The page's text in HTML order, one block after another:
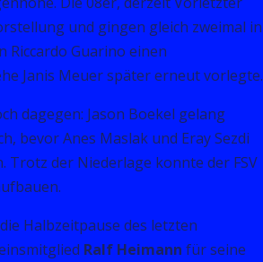
und gingen gleich zweimal in
Riccardo Guarino einen
Janis Meuer später erneut vorlegte.
dagegen: Jason Boekel gelang
bevor Anes Maslak und Eray Sezdi
Trotz der Niederlage konnte der FSV
Halbzeitpause des letzten
Ralf Heimann für seine